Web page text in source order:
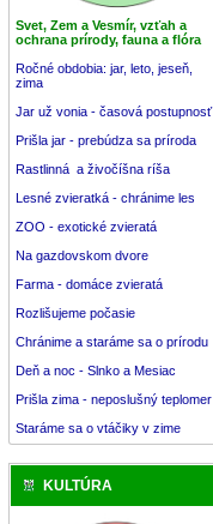
Svet, Zem a Vesmír, vzťah a
ochrana prírody, fauna a flóra
Ročné obdobia: jar, leto, jeseň,
zima
Jar už vonia - časová postupnosť
Prišla jar - prebúdza sa príroda
Rastlinná a živočíšna ríša
Lesné zvieratká - chránime les
ZOO - exotické zvieratá
Na gazdovskom dvore
Farma - domáce zvieratá
Rozlišujeme počasie
Chránime a staráme sa o prírodu
Deň a noc - Slnko a Mesiac
Prišla zima - neposlušný teplomer
Staráme sa o vtáčiky v zime
KULTÚRA